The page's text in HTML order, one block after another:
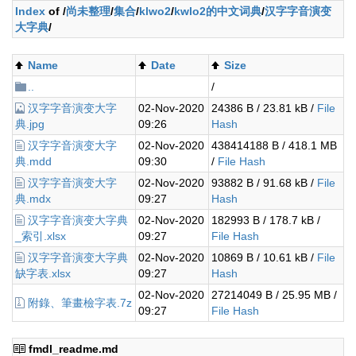
Index of /尚未整理/集合/klwo2/kwlo2的中文词典/汉字字音演变
大字典/
Name Date
Size
/
汉字字音演变大字
典.jpg
02-Nov-2020
09:26
24386 B / 23.81 kB / File
Hash
汉字字音演变大字
典.mdd
02-Nov-2020
09:30
438414188 B / 418.1 MB
/ File Hash
汉字字音演变大字
典.mdx
02-Nov-2020
09:27
93882 B / 91.68 kB / File
Hash
汉字字音演变大字典
_索引.xlsx
02-Nov-2020
09:27
182993 B / 178.7 kB /
File Hash
汉字字音演变大字典
缺字表.xlsx
02-Nov-2020
09:27
10869 B / 10.61 kB / File
Hash
附錄、筆畫檢字表.7z
02-Nov-2020
09:27
27214049 B / 25.95 MB /
File Hash
fmdl_readme.md